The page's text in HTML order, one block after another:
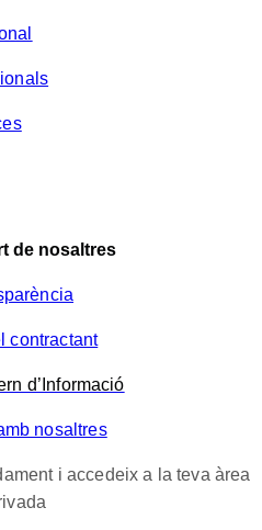
de nosaltres
contractant
d’Informació
nosaltres
i accedeix a la teva àrea